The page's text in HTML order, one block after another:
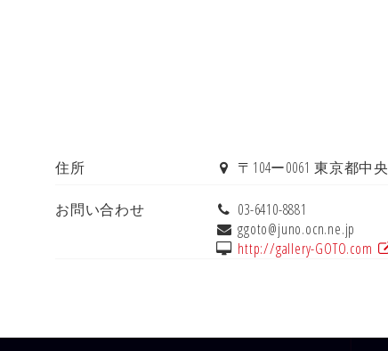
住所 〒104ー0061 東京都中
お問い合わせ
03-6410-8881
ggoto@juno.ocn.ne.jp
http://gallery-GOTO.com